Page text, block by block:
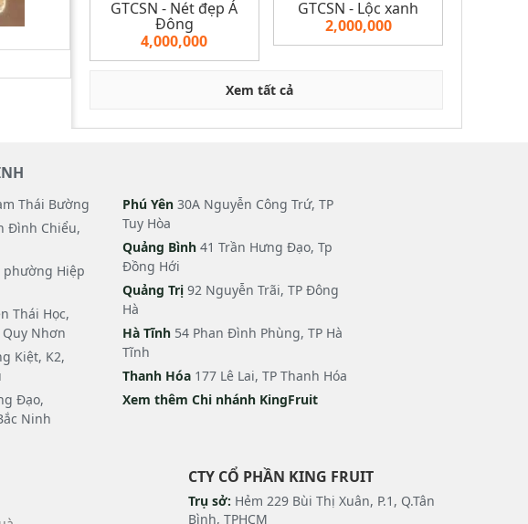
GTCSN - Nét đẹp Á
Đông
4,000,000
GTCSN - Lộc xanh
2,000,000
Xem tất cả
Thái Bường
Đình Chiểu,
phường Hiệp
Thái Học,
Nhơn
Kiệt, K2,
Đạo,
Ninh
Phú Yên 30A Nguyễn Công Trứ, TP
Tuy Hòa
Quảng Bình 41 Trần Hưng Đạo, Tp
Đồng Hới
Quảng Trị 92 Nguyễn Trãi, TP Đông
Hà
Hà Tĩnh 54 Phan Đình Phùng, TP Hà
Tĩnh
Thanh Hóa 177 Lê Lai, TP Thanh Hóa
Xem thêm Chi nhánh KingFruit
CTY CỔ PHẦN KING FRUIT
Trụ sở: Hẻm 229 Bùi Thị Xuân, P.1, Q.Tân
Bình, TPHCM